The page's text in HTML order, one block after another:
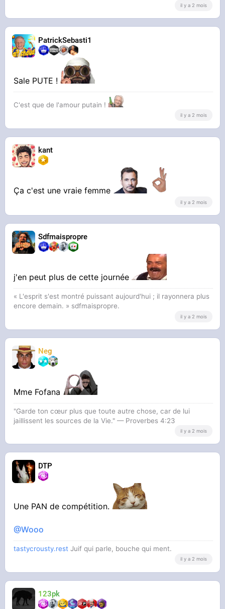
il y a 2 mois
PatrickSebasti1
Sale PUTE !
C'est que de l'amour putain !
il y a 2 mois
kant
Ça c'est une vraie femme
il y a 2 mois
Sdfmaispropre
j'en peut plus de cette journée
« L'esprit s'est montré puissant aujourd'hui ; il rayonnera plus
encore demain. » sdfmaispropre.
il y a 2 mois
Neg
Mme Fofana
"Garde ton cœur plus que toute autre chose, car de lui
jaillissent les sources de la Vie." — Proverbes 4:23
il y a 2 mois
DTP
Une PAN de compétition.
@Wooo
tastycrousty.rest Juif qui parle, bouche qui ment.
il y a 2 mois
123pk